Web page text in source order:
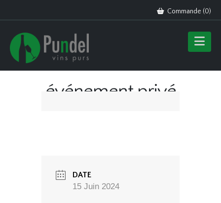
Commande (0)
événement privé
DATE
15 Juin 2024